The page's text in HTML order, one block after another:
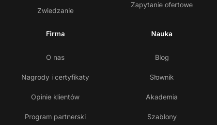
Zwiedzanie
Zapytanie ofertowe
Firma
O nas
Nagrody i certyfikaty
Opinie klientów
Program partnerski
Nauka
Blog
Słownik
Akademia
Szablony